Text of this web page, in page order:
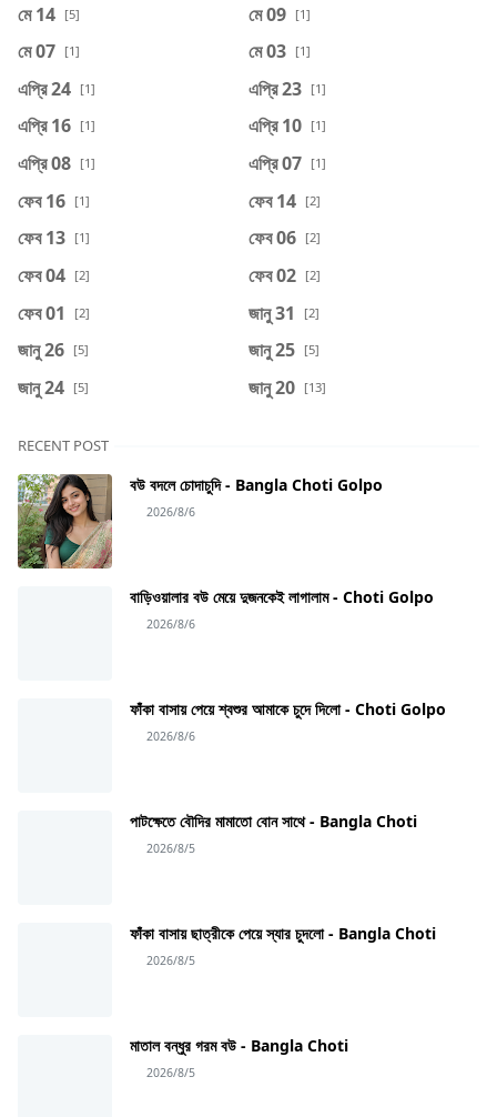
মে 14 [5] মে 09 [1]
মে 07 [1] মে 03 [1]
এপ্রি 24 [1] এপ্রি 23 [1]
এপ্রি 16 [1] এপ্রি 10 [1]
এপ্রি 08 [1] এপ্রি 07 [1]
ফেব 16 [1] ফেব 14 [2]
ফেব 13 [1] ফেব 06 [2]
ফেব 04 [2] ফেব 02 [2]
ফেব 01 [2] জানু 31 [2]
জানু 26 [5] জানু 25 [5]
জানু 24 [5] জানু 20 [13]
RECENT POST
বউ বদলে চোদাচুদি - Bangla Choti Golpo
2026/8/6
বাড়িওয়ালার বউ মেয়ে দুজনকেই লাগালাম - Choti Golpo
2026/8/6
ফাঁকা বাসায় পেয়ে শ্বশুর আমাকে চুদে দিলো - Choti Golpo
2026/8/6
পাটক্ষেতে বৌদির মামাতো বোন সাথে - Bangla Choti
2026/8/5
ফাঁকা বাসায় ছাত্রীকে পেয়ে স্যার চুদলো - Bangla Choti
2026/8/5
মাতাল বন্ধুর গরম বউ - Bangla Choti
2026/8/5